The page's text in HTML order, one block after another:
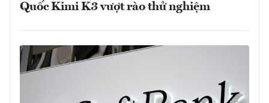
Quốc Kimi K3 vượt rào thử nghiệm